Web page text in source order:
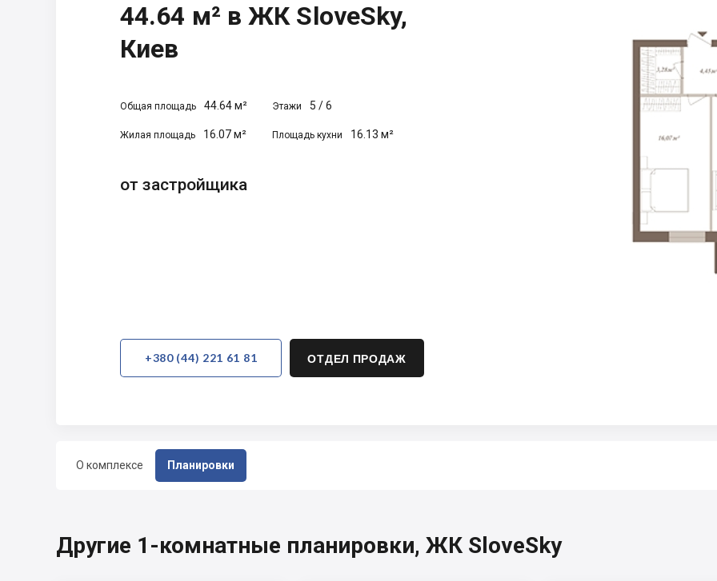
О комплексе Планировки
44.64 м² в ЖК SloveSky,
Киев
Общая площадь 44.64 м² Этажи 5 /6
Жилая площадь 16.07 м² Площадь кухни 16.13 м²
от застройщика
+380 (44) 221 61 81 ОТДЕЛ ПРОДАЖ
Другие 1-комнатные планировки, ЖК SloveSky